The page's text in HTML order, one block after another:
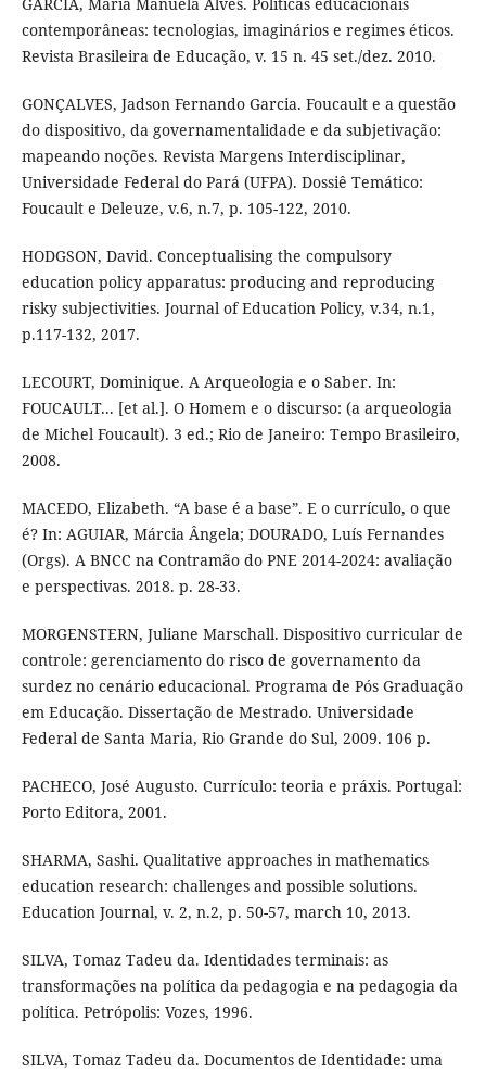
contemporâneas: tecnologias, imaginários e regimes éticos.
Revista Brasileira de Educação, v. 15 n. 45 set./dez. 2010.
GONÇALVES, Jadson Fernando Garcia. Foucault e a questão
do dispositivo, da governamentalidade e da subjetivação:
mapeando noções. Revista Margens Interdisciplinar,
Universidade Federal do Pará (UFPA). Dossiê Temático:
Foucault e Deleuze, v.6, n.7, p. 105-122, 2010.
HODGSON, David. Conceptualising the compulsory
education policy apparatus: producing and reproducing
risky subjectivities. Journal of Education Policy, v.34, n.1,
p.117-132, 2017.
LECOURT, Dominique. A Arqueologia e o Saber. In:
FOUCAULT... [et al.]. O Homem e o discurso: (a arqueologia
de Michel Foucault). 3 ed.; Rio de Janeiro: Tempo Brasileiro,
2008.
MACEDO, Elizabeth. “A base é a base”. E o currículo, o que
é? In: AGUIAR, Márcia Ângela; DOURADO, Luís Fernandes
(Orgs). A BNCC na Contramão do PNE 2014-2024: avaliação
e perspectivas. 2018. p. 28-33.
MORGENSTERN, Juliane Marschall. Dispositivo curricular de
controle: gerenciamento do risco de governamento da
surdez no cenário educacional. Programa de Pós Graduação
em Educação. Dissertação de Mestrado. Universidade
Federal de Santa Maria, Rio Grande do Sul, 2009. 106 p.
PACHECO, José Augusto. Currículo: teoria e práxis. Portugal:
Porto Editora, 2001.
SHARMA, Sashi. Qualitative approaches in mathematics
education research: challenges and possible solutions.
Education Journal, v. 2, n.2, p. 50-57, march 10, 2013.
SILVA, Tomaz Tadeu da. Identidades terminais: as
transformações na política da pedagogia e na pedagogia da
política. Petrópolis: Vozes, 1996.
SILVA, Tomaz Tadeu da. Documentos de Identidade: uma